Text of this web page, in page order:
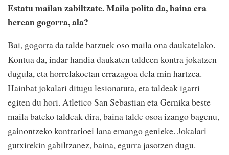
Estatu mailan zabiltzate. Maila polita da, baina era
berean gogorra, ala?
Bai, gogorra da talde batzuek oso maila ona daukatelako.
Kontua da, indar handia daukaten taldeen kontra jokatzen
dugula, eta horrelakoetan errazagoa dela min hartzea.
Hainbat jokalari ditugu lesionatuta, eta taldeak igarri
egiten du hori. Atletico San Sebastian eta Gernika beste
maila bateko taldeak dira, baina talde osoa izango bagenu,
gainontzeko kontrarioei lana emango genieke. Jokalari
gutxirekin gabiltzanez, baina, egurra jasotzen dugu.